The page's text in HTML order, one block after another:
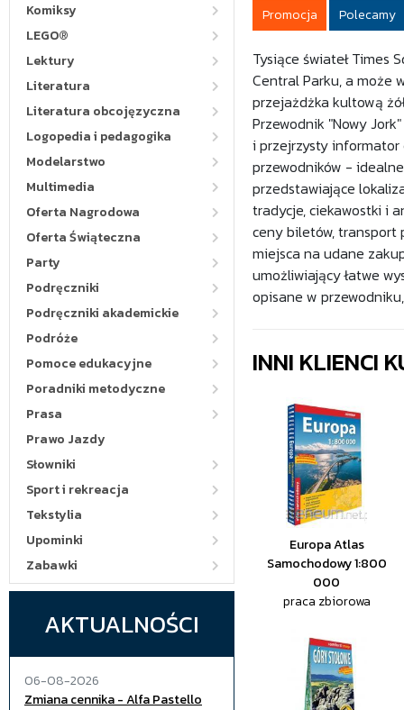
Komiksy
LEGO®
Lektury
Literatura
Literatura obcojęzyczna
Logopedia i pedagogika
Modelarstwo
Multimedia
Oferta Nagrodowa
Oferta Świąteczna
Party
Podręczniki
Podręczniki akademickie
Podróże
Pomoce edukacyjne
Poradniki metodyczne
Prasa
Prawo Jazdy
Słowniki
Sport i rekreacja
Tekstylia
Upominki
Zabawki
AKTUALNOŚCI
06-08-2026
Zmiana cennika - Alfa Pastello
Promocja Polecamy
Tysiące świateł Times
Central Parku, a może
przejażdżka kultową
Przewodnik "Nowy
i przejrzysty informator
przewodników -
przedstawiające
tradycje, ciekawostki i
ceny biletów, transport
miejsca na udane
umożliwiający łatwe
opisane w
INNI KLIENCI
Europa Atlas
Samochodowy 1:800
000
praca zbiorowa